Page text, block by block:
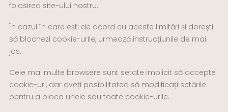
folosirea site-ului nostru.
În cazul în care ești de acord cu aceste limitări și dorești
să blochezi cookie-urile, urmează instrucțiunile de mai
jos.
Cele mai multe browsere sunt setate implicit să accepte
cookie-uri, dar aveți posibilitatea să modificați setările
pentru a bloca unele sau toate cookie-urile.